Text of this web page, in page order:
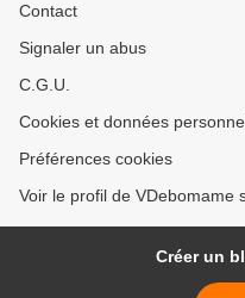
Contact
Signaler un abus
C.G.U.
Cookies et données
Préférences cookies
Voir le profil de VDebomame
Créer un